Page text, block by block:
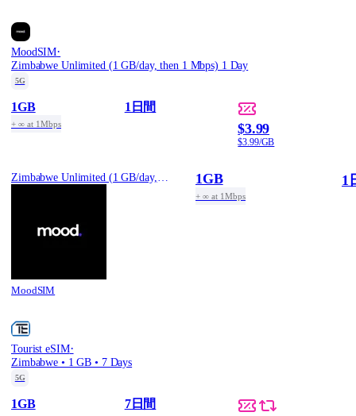
MoodSIM·
Zimbabwe Unlimited (1 GB/day, then 1 Mbps) 1 Day
5G
1GB
+ ∞ at 1Mbps
1日間
$3.99
$3.99/GB
MoodSIM
1GB
+ ∞ at 1Mbps
1
Tourist eSIM·
Zimbabwe • 1 GB • 7 Days
5G
1GB 7日間